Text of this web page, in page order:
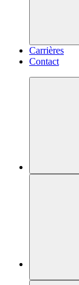
Carrières
Contact